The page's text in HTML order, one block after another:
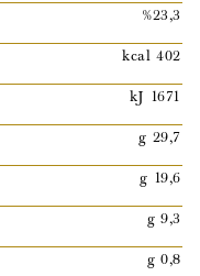
%23,3
kcal 402
kJ 1671
g 29,7
g 19,6
g 9,3
g 0,8